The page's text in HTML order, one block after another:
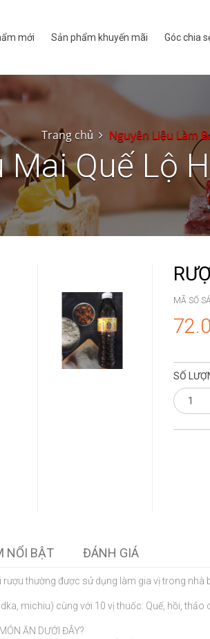
mới Sản phẩm khuyến mãi Góc chia
Trang chủ Nguyên Liệu Làm
Mai Quế Lộ
MÃ SỐ
SỐ
NỔI BẬT ĐÁNH GIÁ
thường được sử dụng làm gia vị trong nhà
michiu) cùng với 10 vị thuốc: Quế, hồi, thảo
ĂN DƯỚI ĐÂY?